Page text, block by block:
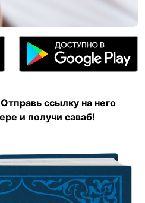
ссылку на него
и получи саваб!